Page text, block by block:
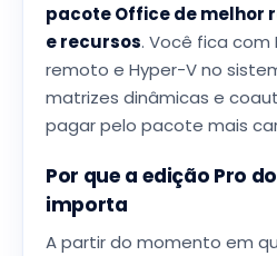
pacote Office de melhor
e recursos. Você fica com
remoto e Hyper-V no
matrizes dinâmicas e
pagar pelo pacote mais
Por que a edição Pro
importa
A partir do momento em